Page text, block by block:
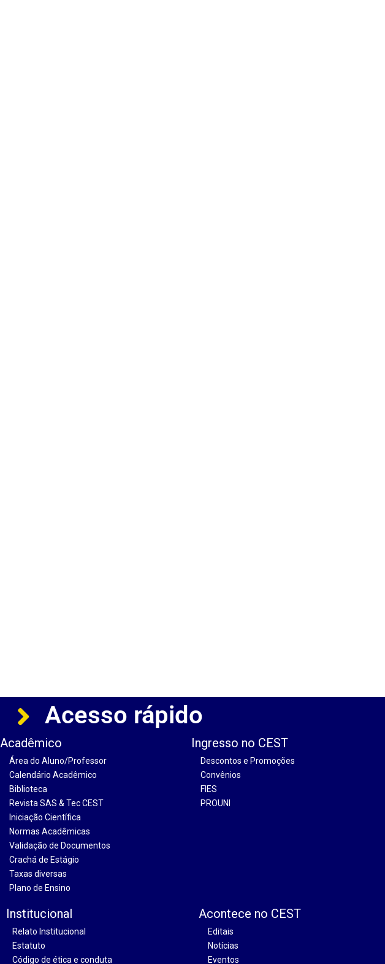
Acesso rápido
Acadêmico
Área do Aluno/Professor
Calendário Acadêmico
Biblioteca
Revista SAS & Tec CEST
Iniciação Científica
Normas Acadêmicas
Validação de Documentos
Crachá de Estágio
Taxas diversas
Plano de Ensino
Ingresso no CEST
Descontos e Promoções
Convênios
FIES
PROUNI
Institucional
Relato Institucional
Estatuto
Código de ética e conduta
Acontece no CEST
Editais
Notícias
Eventos